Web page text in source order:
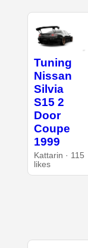
Tuning
Nissan
Silvia
S15 2
Door
Coupe
1999
Kattarin · 115
likes